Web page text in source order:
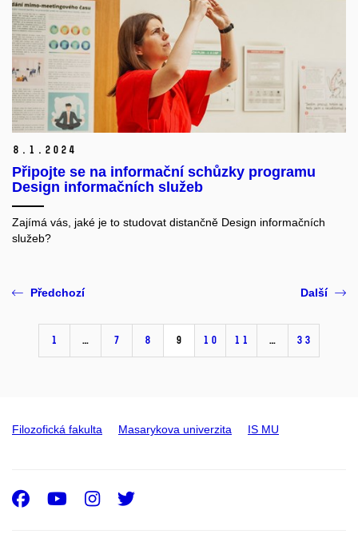
8. 1. 2024
Připojte se na informační schůzky programu
Design informačních služeb
Zajímá vás, jaké je to studovat distančně Design informačních
služeb?
Předchozí
1 … 7 8 9 10 11 … 33
Další
Filozofická fakulta Masarykova univerzita IS MU
Facebook
Youtube
Instagram
Twitter